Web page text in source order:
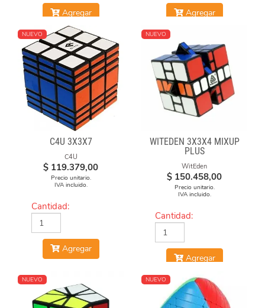
Agregar Agregar
NUEVO
C4U 3X3X7
C4U
$ 119.379,00
Precio unitario.
IVA incluido.
Cantidad:
Agregar
NUEVO
WITEDEN 3X3X4 MIXUP
PLUS
WitEden
$ 150.458,00
Precio unitario.
IVA incluido.
Cantidad:
Agregar
NUEVO NUEVO